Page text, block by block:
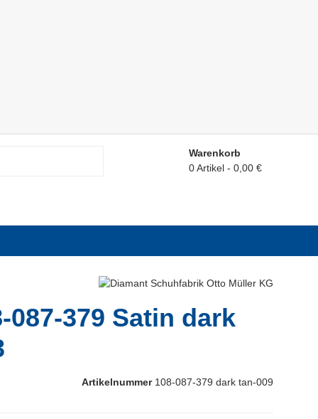
Warenkorb
0 Artikel
0,00 €
087-379 Satin dark
Artikelnummer 108-087-379 dark tan-009